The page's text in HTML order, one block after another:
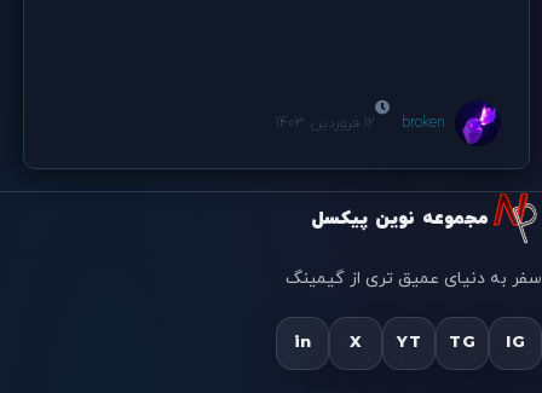
broken 12 فروردین 1403
مجموعه نوین پیکسل
سفر به دنیای عمیق تری از گیمینگ
IG
TG
YT
X
in